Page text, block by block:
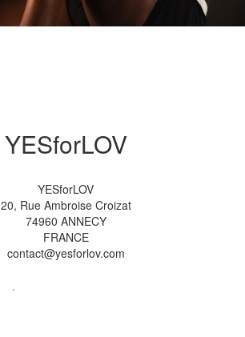
YESforLOV
YESforLOV
20, Rue Ambroise Croizat
74960 ANNECY
FRANCE
contact@yesforlov.com
.